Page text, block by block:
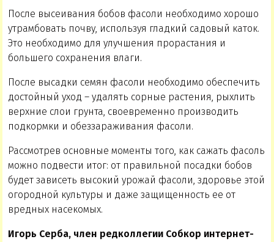
После высеивания бобов фасоли необходимо хорошо
утрамбовать почву, используя гладкий садовый каток.
Это необходимо для улучшения прорастания и
большего сохранения влаги.
После высадки семян фасоли необходимо обеспечить
достойный уход – удалять сорные растения, рыхлить
верхние слои грунта, своевременно производить
подкормки и обеззараживания фасоли.
Рассмотрев основные моменты того, как сажать фасоль
можно подвести итог: от правильной посадки бобов
будет зависеть высокий урожай фасоли, здоровье этой
огородной культуры и даже защищенность ее от
вредных насекомых.
Игорь Серба, член редколлегии Собкор интернет-